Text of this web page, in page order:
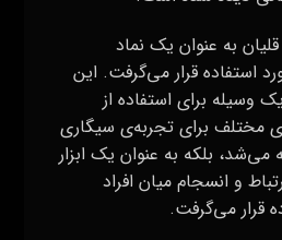
به عنوان یک نماد
استفاده قرار می‌گرفت. این
وسیله برای استفاده از
مختلف برای تجربه‌ی سیگاری
می‌شد، بلکه به عنوان یک ابزار
و انسجام میان افراد
قرار می‌گرفت.